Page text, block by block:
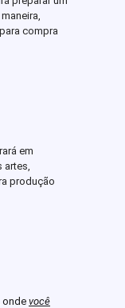
compra
em
artes,
produção
ondevocê